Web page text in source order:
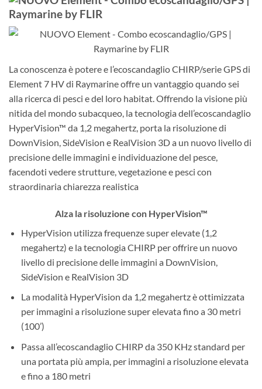
La conoscenza è potere e l’ecoscandaglio CHIRP/serie GPS di
Element 7 HV di Raymarine offre un vantaggio quando sei
alla ricerca di pesci e del loro habitat. Offrendo la visione più
nitida del mondo subacqueo, la tecnologia dell’ecoscandaglio
HyperVision™ da 1,2 megahertz, porta la risoluzione di
DownVision, SideVision e RealVision 3D a un nuovo livello di
precisione delle immagini e individuazione del pesce,
facendoti vedere strutture, vegetazione e pesci con
straordinaria chiarezza realistica
Alza la risoluzione con HyperVision™
HyperVision utilizza frequenze super elevate (1,2
megahertz) e la tecnologia CHIRP per offrire un nuovo
livello di precisione delle immagini a DownVision,
SideVision e RealVision 3D
La modalità HyperVision da 1,2 megahertz è ottimizzata
per immagini a risoluzione super elevata fino a 30 metri
(100’)
Passa all’ecoscandaglio CHIRP da 350 KHz standard per
una portata più ampia, per immagini a risoluzione elevata
e fino a 180 metri